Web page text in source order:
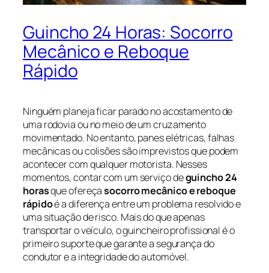
Guincho 24 Horas: Socorro
Mecânico e Reboque
Rápido
Ninguém planeja ficar parado no acostamento de
uma rodovia ou no meio de um cruzamento
movimentado. No entanto, panes elétricas, falhas
mecânicas ou colisões são imprevistos que podem
acontecer com qualquer motorista. Nesses
momentos, contar com um serviço deguincho 24
horasque ofereçasocorro mecânico e reboque
rápidoé a diferença entre um problema resolvido e
uma situação de risco. Mais do que apenas
transportar o veículo, o guincheiro profissional é o
primeiro suporte que garante a segurança do
condutor e a integridade do automóvel.